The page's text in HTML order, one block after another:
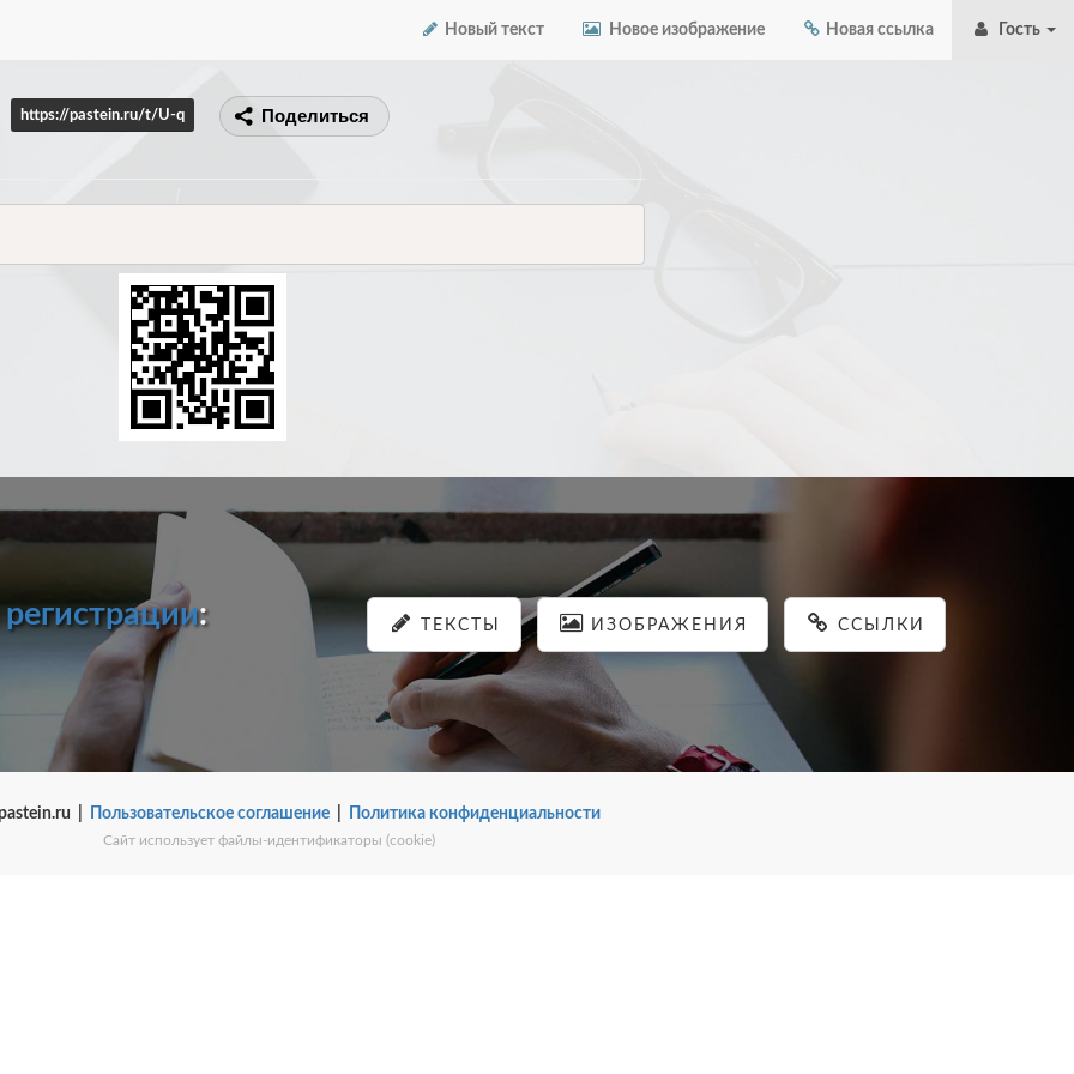
Новый текст Новое изображение Новая ссылка Гость
https://pastein.ru/t/U-q Поделиться
регистрации: ТЕКСТЫ ИЗОБРАЖЕНИЯ ССЫЛКИ
| Пользовательское соглашение| Политика конфиденциальности
Сайт использует файлы-идентификаторы (cookie)